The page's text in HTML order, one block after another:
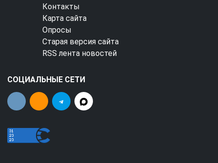
Контакты
Карта сайта
Опросы
Старая версия сайта
RSS лента новостей
СОЦИАЛЬНЫЕ СЕТИ